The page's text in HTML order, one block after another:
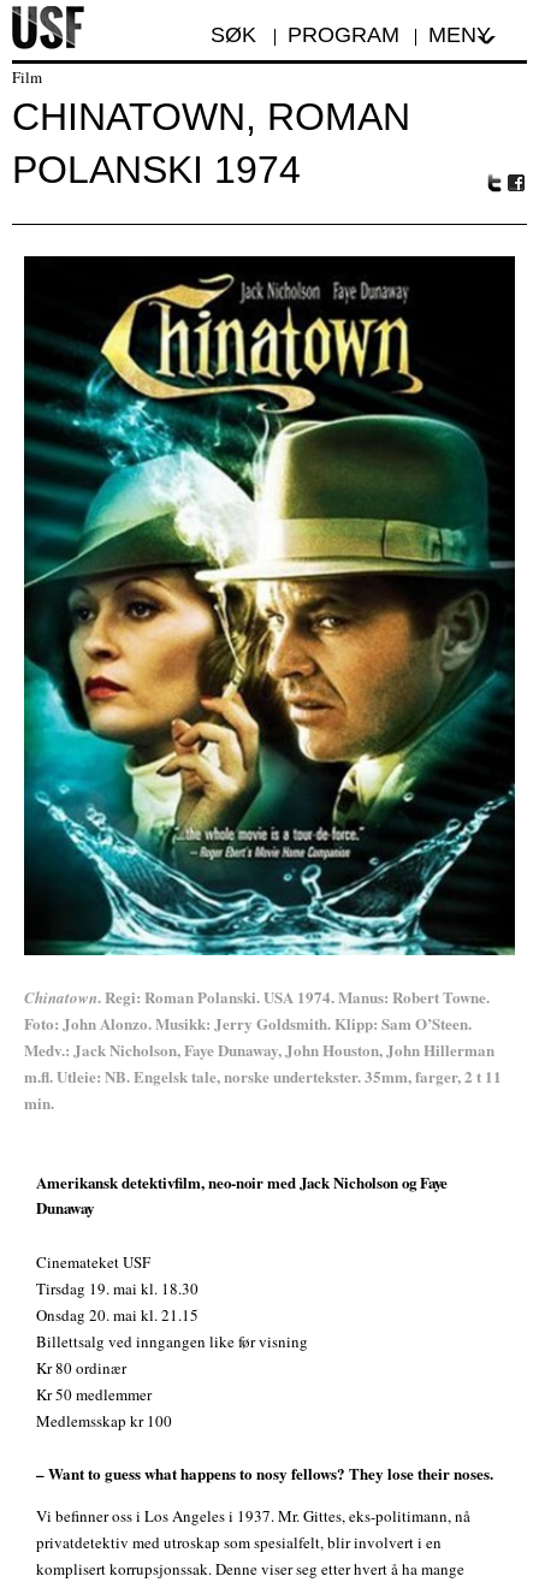
SØK PROGRAM MENY
Film
CHINATOWN, ROMAN
POLANSKI 1974
r
oo
Chinatown. Regi: Roman Polanski. USA 1974. Manus: Robert Towne.
Foto: John Alonzo. Musikk: Jerry Goldsmith. Klipp: Sam O’Steen.
Medv.: Jack Nicholson, Faye Dunaway, John Houston, John Hillerman
m.fl. Utleie: NB. Engelsk tale, norske undertekster. 35mm, farger, 2 t 11
min.
Amerikansk detektivfilm, neo-noir med Jack Nicholson og Faye
Dunaway
Cinemateket USF
Tirsdag 19. mai kl. 18.30
Onsdag 20. mai kl. 21.15
Billettsalg ved inngangen like før visning
Kr 80 ordinær
Kr 50 medlemmer
Medlemsskap kr 100
– Want to guess what happens to nosy fellows? They lose their noses.
Vi befinner oss i Los Angeles i 1937. Mr. Gittes, eks-politimann, nå
privatdetektiv med utroskap som spesialfelt, blir involvert i en
komplisert korrupsjonssak. Denne viser seg etter hvert å ha mange